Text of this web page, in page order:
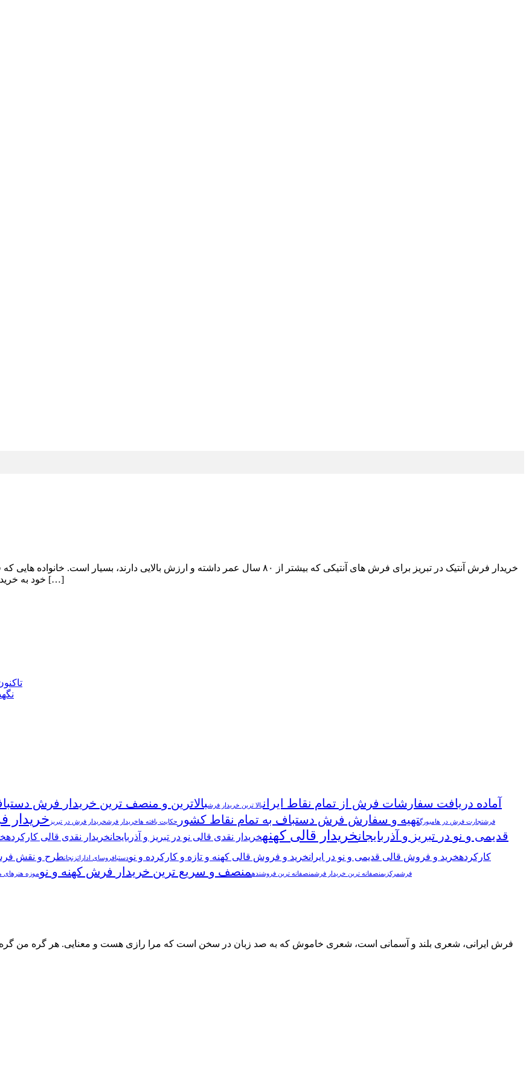
خریدار فرش آنتیک در تبریز برای فرش های آنتیکی که بیشتر از ۸۰ سال عمر داشته و ارزش
خود به خریدار فرش آنتیک در تبریز را دارند، به دنبال کسی هستند که بتواند فرش آنها […]
تاکنون ۷۰ هزار مترمربع فرش برای حرم مطهر رضوی
نگهداری ۱۰۲ تخته فرش
آماده دریافت سفارشات فرش از تمام نقاط ایرانبالا ترین خریدار فرشبالاترین و منصف ترین خریدار فرش
فرشتجارت فرش در هامبورگتهیه و سفارش فرش دستباف به تمام نقاط کشور حکایت بافته ها خریدار فرشخریدار فرش در تبریز خریدار
قدیمی و نو در تبریز و آذربایجانخریدار قالی کهنهخریدار نقدی قالی نو در تبریز و آذربایحانخریدار نقدی قالی کارکرده
کارکردهخرید و فروش قالی قدیمی و نو در ایرانخرید و فروش قالی کهنه و تازه و کارکرده و نودستبافروسای اداراتزنجانطرح و نقش
فرشمرکزیمنصفانه ترین خریدار فرشمنصفانه ترین فروشندهمنصف و سریع ترین خریدار فرش کهنه و نوموزه هنرهای
فرش ایرانی، شعری بلند و آسمانی است، شعری خاموش كه به صد زبان در سخن است كه مرا رازی هست و معنایی. هر گره من